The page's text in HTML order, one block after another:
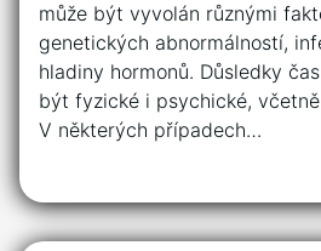
může být vyvolán různými
genetických abnormálností,
hladiny hormonů. Důsledky
být fyzické i psychické,
V některých případech…